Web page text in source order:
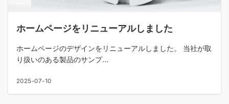
ホームページをリニューアルしました
ホームページのデザインをリニューアルしました。 当社が取
り扱いのある製品のサンプ...
2025-07-10